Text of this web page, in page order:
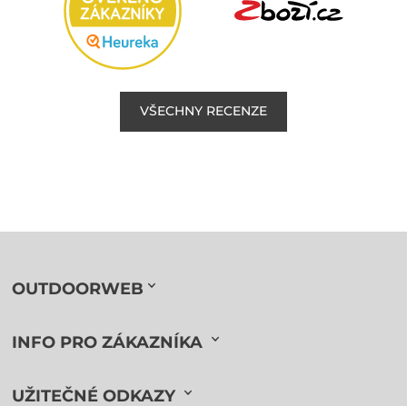
VŠECHNY RECENZE
OUTDOORWEB
INFO PRO ZÁKAZNÍKA
UŽITEČNÉ ODKAZY